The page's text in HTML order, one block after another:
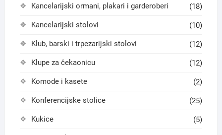
Kancelarijski ormani, plakari i garderoberi (18)
Kancelarijski stolovi (10)
Klub, barski i trpezarijski stolovi (12)
Klupe za čekaonicu (12)
Komode i kasete (2)
Konferencijske stolice (25)
Kukice (5)